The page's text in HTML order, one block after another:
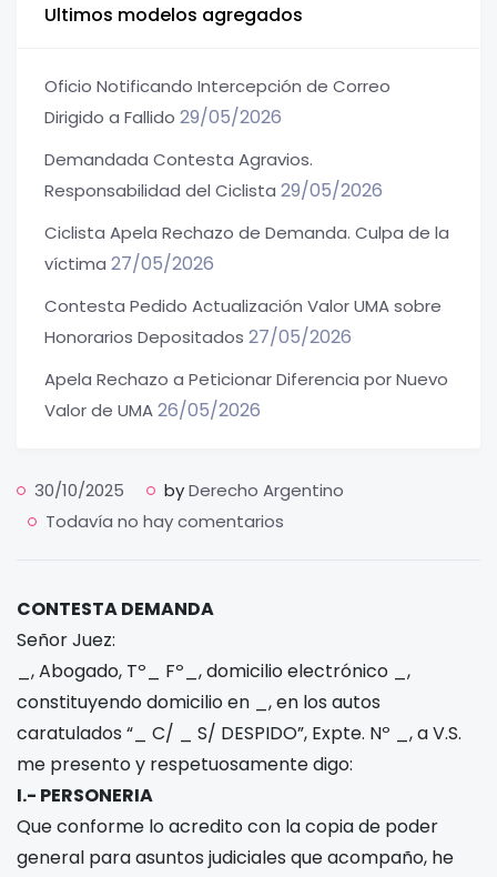
30/10/2025 byDerecho Argentino
Todavía no hay comentarios
CONTESTA DEMANDA
Señor Juez:
_, Abogado, Tº_ Fº_, domicilio electrónico _,
constituyendo domicilio en _, en los autos
caratulados “_ C/ _ S/ DESPIDO”, Expte. Nº _, a V.S.
me presento y respetuosamente digo:
I.- PERSONERIA
Que conforme lo acredito con la copia de poder
general para asuntos judiciales que acompaño, he
Ultimos modelos agregados
Oficio Notificando Intercepción de Correo
Dirigido a Fallido 29/05/2026
Demandada Contesta Agravios.
Responsabilidad del Ciclista 29/05/2026
Ciclista Apela Rechazo de Demanda. Culpa de la
víctima 27/05/2026
Contesta Pedido Actualización Valor UMA sobre
Honorarios Depositados 27/05/2026
Apela Rechazo a Peticionar Diferencia por Nuevo
Valor de UMA26/05/2026